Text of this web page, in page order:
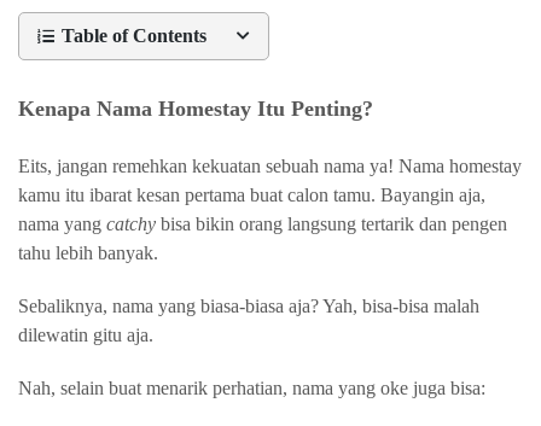
Table of Contents
Kenapa Nama Homestay Itu Penting?
Eits, jangan remehkan kekuatan sebuah nama ya! Nama homestay
kamu itu ibarat kesan pertama buat calon tamu. Bayangin aja,
nama yang catchy bisa bikin orang langsung tertarik dan pengen
tahu lebih banyak.
Sebaliknya, nama yang biasa-biasa aja? Yah, bisa-bisa malah
dilewatin gitu aja.
Nah, selain buat menarik perhatian, nama yang oke juga bisa: